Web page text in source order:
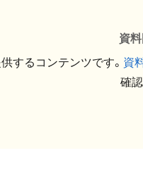
資
するコンテンツです。 資
確